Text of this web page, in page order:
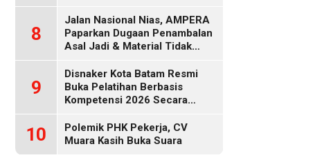
8
Jalan Nasional Nias, AMPERA
Paparkan Dugaan Penambalan
Asal Jadi & Material Tidak
9
Disnaker Kota Batam Resmi
Buka Pelatihan Berbasis
Kompetensi 2026 Secara
10
Polemik PHK Pekerja, CV
Muara Kasih Buka Suara